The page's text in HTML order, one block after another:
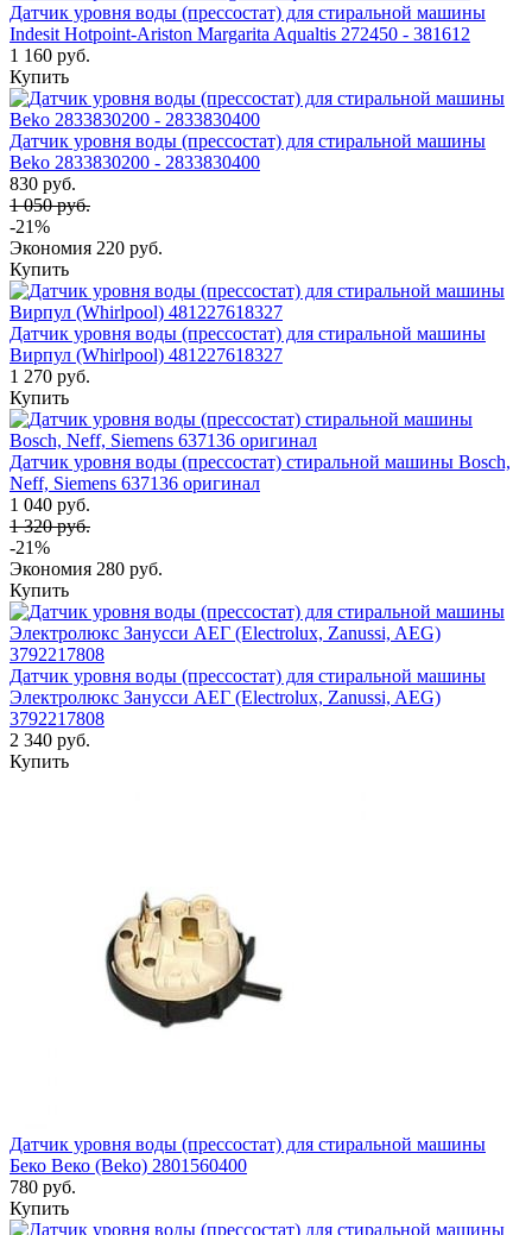
Датчик уровня воды (прессостат) для стиральной машины
Indesit Hotpoint-Ariston Margarita Aqualtis 272450 - 381612
1 160 руб.
Купить
Датчик уровня воды (прессостат) для стиральной машины
Beko 2833830200 - 2833830400
830 руб.
1 050 руб.
-21%
Экономия 220 руб.
Купить
Датчик уровня воды (прессостат) для стиральной машины
Вирпул (Whirlpool) 481227618327
1 270 руб.
Купить
Датчик уровня воды (прессостат) стиральной машины Bosch,
Neff, Siemens 637136 оригинал
1 040 руб.
1 320 руб.
-21%
Экономия 280 руб.
Купить
Датчик уровня воды (прессостат) для стиральной машины
Электролюкс Занусси АЕГ (Electrolux, Zanussi, AEG)
3792217808
2 340 руб.
Купить
Датчик уровня воды (прессостат) для стиральной машины
Беко Веко (Beko) 2801560400
780 руб.
Купить